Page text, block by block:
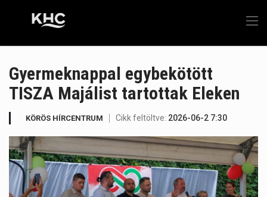
Gyermeknappal egybekötött
TISZA Majálist tartottak Eleken
KÖRÖS HÍRCENTRUM Cikk feltöltve: 2026-06-2 7:30